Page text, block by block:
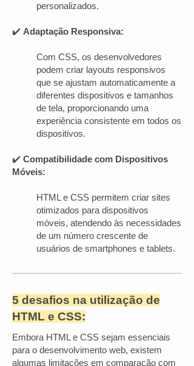
personalizados.
✔️ Adaptação Responsiva:
Com CSS, os desenvolvedores
podem criar layouts responsivos
que se ajustam automaticamente a
diferentes dispositivos e tamanhos
de tela, proporcionando uma
experiência consistente em todos os
dispositivos.
✔️ Compatibilidade com Dispositivos
Móveis:
HTML e CSS permitem criar sites
otimizados para dispositivos
móveis, atendendo às necessidades
de um número crescente de
usuários de smartphones e tablets.
5 desafios na utilização de
HTML e CSS:
Embora HTML e CSS sejam essenciais
para o desenvolvimento web, existem
algumas limitações em comparação com